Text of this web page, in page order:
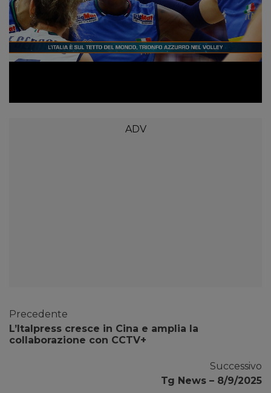
Precedente
L’Italpress cresce in Cina e amplia la
collaborazione con CCTV+
Successivo
Tg News – 8/9/2025